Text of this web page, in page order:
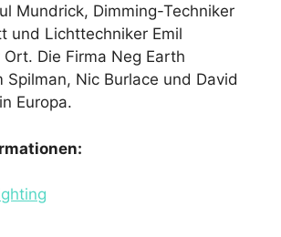
Mundrick, Dimming-Techniker
und Lichttechniker Emil
Die Firma Neg Earth
Spilman, Nic Burlace und David
Europa.